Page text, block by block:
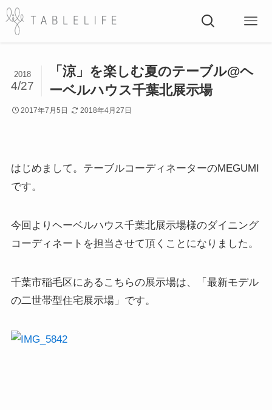
「涼」を楽しむ夏のテーブル@ヘ
ーベルハウス千葉北展示場
2018
4/27
2017年7月5日 2018年4月27日
はじめまして。テーブルコーディネーターのMEGUMI
です。
今回よりヘーベルハウス千葉北展示場様のダイニング
コーディネートを担当させて頂くことになりました。
千葉市稲毛区にあるこちらの展示場は、「最新モデル
の二世帯型住宅展示場」です。